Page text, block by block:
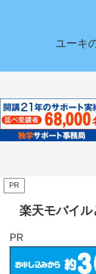
ユーキ
PR
楽天モバイ
PR